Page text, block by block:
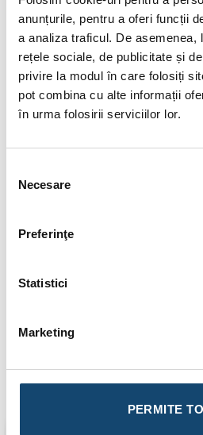
anunțurile, pentru a oferi funcții
a analiza traficul. De asemenea,
rețele sociale, de publicitate și
privire la modul în care folosiți
pot combina cu alte informații
în urma folosirii serviciilor lor.
consimțământului
Necesare
Preferinţe
Statistici
Marketing
PERMITE
Robinet flotor Fluidmaster cu
din alamă.
Garanție: 10 ani
Detalii garanție: Numai pentru
Material filet: Alamă